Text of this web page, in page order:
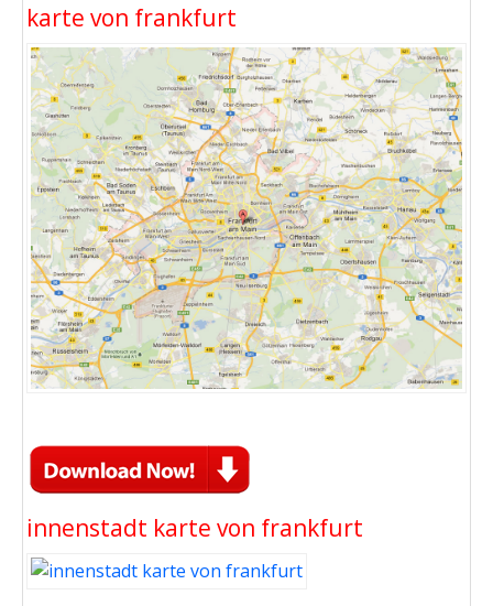
karte von frankfurt
innenstadt karte von frankfurt